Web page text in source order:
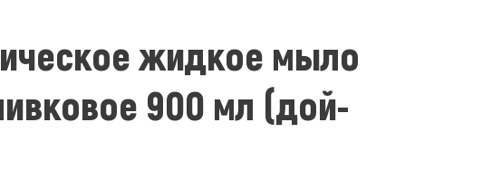
жидкое мыло
900 мл (дой-